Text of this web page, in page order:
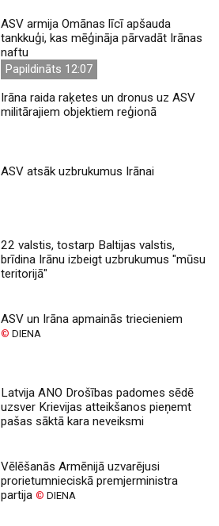
ASV armija Omānas līcī apšauda
tankkuģi, kas mēģināja pārvadāt Irānas
naftu
Papildināts 12:07
Irāna raida raķetes un dronus uz ASV
militārajiem objektiem reģionā
ASV atsāk uzbrukumus Irānai
22 valstis, tostarp Baltijas valstis,
brīdina Irānu izbeigt uzbrukumus "mūsu
teritorijā"
ASV un Irāna apmainās triecieniem
© DIENA
Latvija ANO Drošības padomes sēdē
uzsver Krievijas atteikšanos pieņemt
pašas sāktā kara neveiksmi
Vēlēšanās Armēnijā uzvarējusi
prorietumnieciskā premjerministra
partija© DIENA